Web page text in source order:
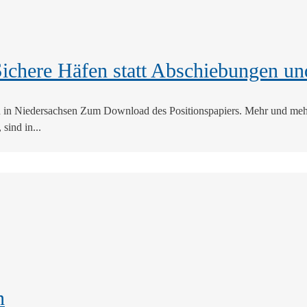
Häfen statt Abschiebungen
Niedersachsen Zum Download des Positionspapiers. Mehr und
sind in...